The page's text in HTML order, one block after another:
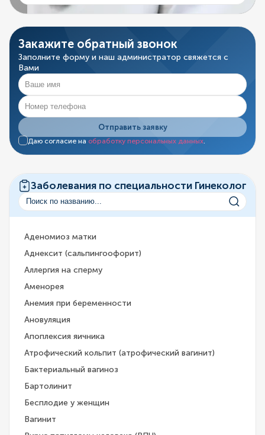
Закажите обратный звонок
Заполните форму и наш администратор свяжется с
Вами
Отправить заявку
Даю согласие на обработку персональных данных
Заболевания по специальности Гинеколог
Аденомиоз матки
Аднексит (сальпингоофорит)
Аллергия на сперму
Аменорея
Анемия при беременности
Ановуляция
Апоплексия яичника
Атрофический кольпит (атрофический вагинит)
Бактериальный вагиноз
Бартолинит
Бесплодие у женщин
Вагинит